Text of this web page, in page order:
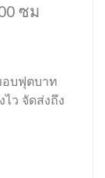
ซม
บฟุตบาท
ว จัดส่งถึง